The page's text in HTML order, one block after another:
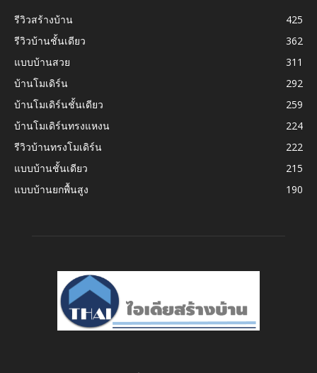
รีวิวสร้างบ้าน
425
รีวิวบ้านชั้นเดียว
362
แบบบ้านสวย
311
บ้านโมเดิร์น
292
บ้านโมเดิร์นชั้นเดียว
259
บ้านโมเดิร์นทรงแหงน
224
รีวิวบ้านทรงโมเดิร์น
222
แบบบ้านชั้นเดียว
215
แบบบ้านยกพื้นสูง
190